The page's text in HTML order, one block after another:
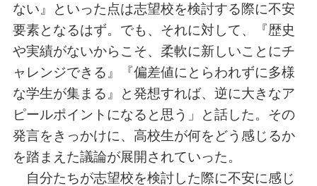
ない』といった点は志望校を検討する際に不安
要素となるはず。でも、それに対して、『歴史
や実績がないからこそ、柔軟に新しいことにチ
ャレンジできる』『偏差値にとらわれずに多様
な学生が集まる』と発想すれば、逆に大きなア
ピールポイントになると思う」と話した。その
発言をきっかけに、高校生が何をどう感じるか
を踏まえた議論が展開されていった。
自分たちが志望校を検討した際に不安に感じ